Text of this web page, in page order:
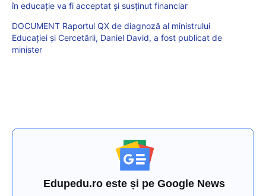
în educație va fi acceptat și susținut financiar
DOCUMENT Raportul QX de diagnoză al ministrului
Educației și Cercetării, Daniel David, a fost publicat de
minister
Edupedu.ro este și pe Google News